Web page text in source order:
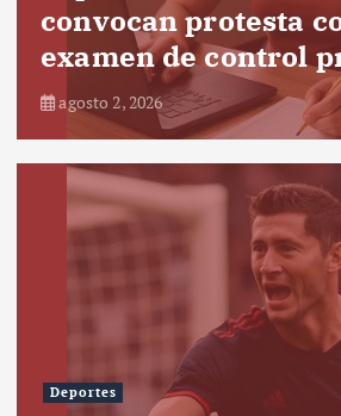
convocan protesta
examen de control
agosto 2, 2026
Deportes